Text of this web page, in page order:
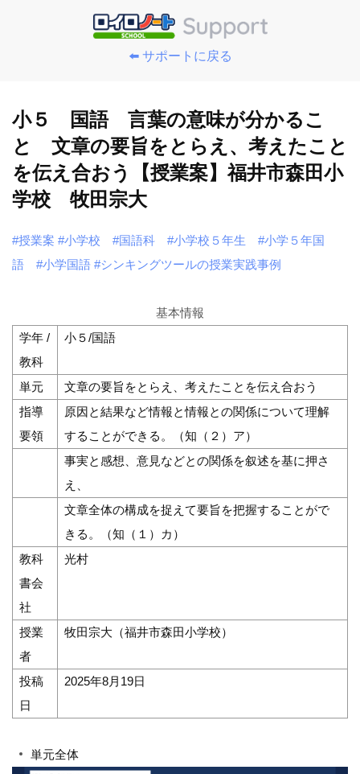
⬅️ サポートに戻る
小５ 国語 言葉の意味が分かるこ
と 文章の要旨をとらえ、考えたこと
を伝え合おう【授業案】福井市森田小
学校 牧田宗大
#授業案 #小学校 #国語科 #小学校５年生
#小学５年国
語
#小学国語 #シンキングツールの授業実践事例
基本情報
学年 /
教科
小５/国語
単元
文章の要旨をとらえ、考えたことを伝え合おう
指導
要領
原因と結果など情報と情報との関係について理解
することができる。（知（２）ア）
事実と感想、意見などとの関係を叙述を基に押さ
え、
文章全体の構成を捉えて要旨を把握することがで
きる。（知（１）カ）
教科
書会
社
光村
授業
者
牧田宗大（福井市森田小学校）
投稿
日
2025年8月19日
単元全体